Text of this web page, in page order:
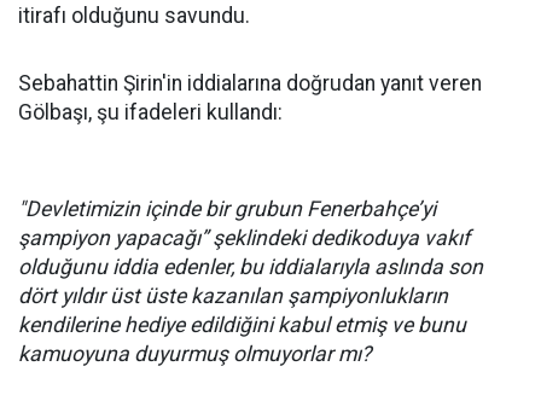
itirafı olduğunu savundu.
Sebahattin Şirin'in iddialarına doğrudan yanıt veren
Gölbaşı, şu ifadeleri kullandı:
"Devletimizin içinde bir grubun Fenerbahçe’yi
şampiyon yapacağı” şeklindeki dedikoduya vakıf
olduğunu iddia edenler, bu iddialarıyla aslında son
dört yıldır üst üste kazanılan şampiyonlukların
kendilerine hediye edildiğini kabul etmiş ve bunu
kamuoyuna duyurmuş olmuyorlar mı?